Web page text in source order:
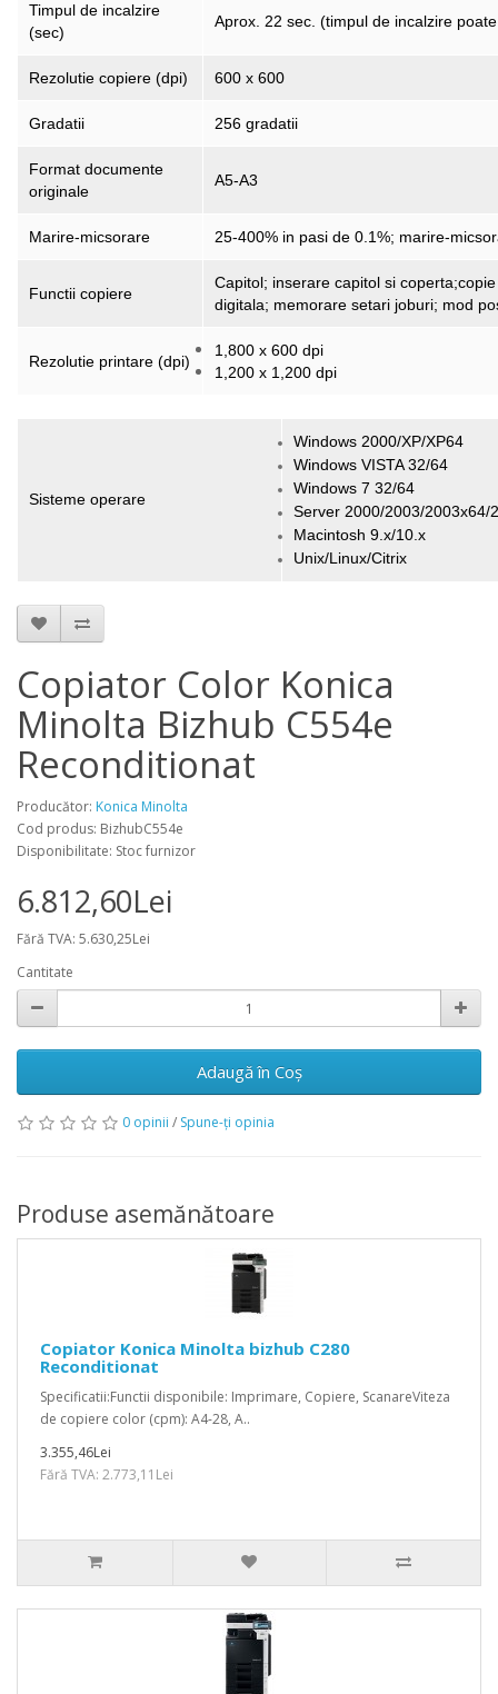
Timpul de incalzire
(sec)
Aprox. 22 sec. (timpul de incalzire
Rezolutie copiere (dpi) 600 x 600
Gradatii 256 gradatii
Format documente
originale
A5-A3
Marire-micsorare 25-400% in pasi de 0.1%; marire-
Functii copiere
Capitol; inserare capitol si
digitala; memorare setari joburi; mod
Rezolutie printare (dpi)
1,800 x 600 dpi
1,200 x 1,200 dpi
Sisteme operare
Windows 2000/XP/XP64
Windows VISTA 32/64
Windows 7 32/64
Server 2000/2003/2003x64/
Macintosh 9.x/10.x
Unix/Linux/Citrix
Copiator Color Konica
Minolta Bizhub C554e
Reconditionat
Producător: Konica Minolta
Cod produs: BizhubC554e
Disponibilitate: Stoc furnizor
6.812,60Lei
Fără TVA: 5.630,25Lei
Cantitate
Adaugă în Coş
0 opinii / Spune-ţi opinia
Produse asemănătoare
Copiator Konica Minolta bizhub C280
Reconditionat
Specificatii:Functii disponibile: Imprimare, Copiere, ScanareViteza
de copiere color (cpm): A4-28, A..
3.355,46Lei
Fără TVA: 2.773,11Lei